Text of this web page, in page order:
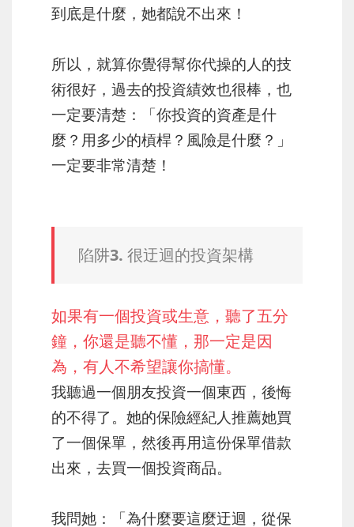
到底是什麼，她都說不出來！
所以，就算你覺得幫你代操的人的技
術很好，過去的投資績效也很棒，也
一定要清楚：「你投資的資產是什
麼？用多少的槓桿？風險是什麼？」
一定要非常清楚！
陷阱3. 很迂迴的投資架構
如果有一個投資或生意，聽了五分
鐘，你還是聽不懂，那一定是因
為，有人不希望讓你搞懂。
我聽過一個朋友投資一個東西，後悔
的不得了。她的保險經紀人推薦她買
了一個保單，然後再用這份保單借款
出來，去買一個投資商品。
我問她：「為什麼要這麼迂迴，從保